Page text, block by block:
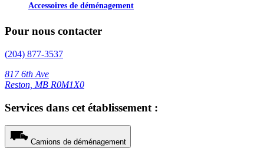
Accessoires de déménagement
Pour nous contacter
(204) 877-3537
817 6th Ave
Reston, MB R0M1X0
Services dans cet établissement :
Camions de déménagement